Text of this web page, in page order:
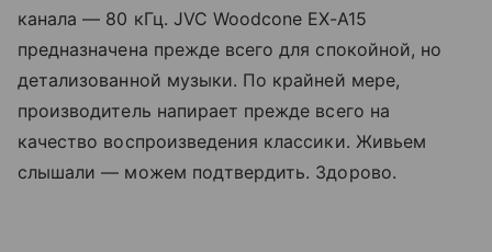
канала — 80 кГц. JVC Woodcone EX-A15
предназначена прежде всего для спокойной, но
детализованной музыки. По крайней мере,
производитель напирает прежде всего на
качество воспроизведения классики. Живьем
слышали — можем подтвердить. Здорово.